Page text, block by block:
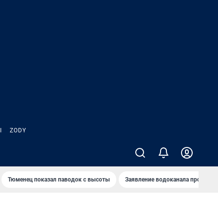
ZODY
Тюменец показал паводок с высоты Заявление водоканала про